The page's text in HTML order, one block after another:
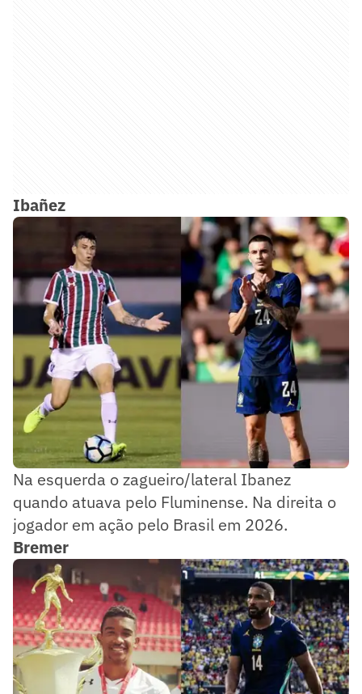
Ibañez
Na esquerda o zagueiro/lateral Ibanez
quando atuava pelo Fluminense. Na direita o
jogador em ação pelo Brasil em 2026.
Bremer